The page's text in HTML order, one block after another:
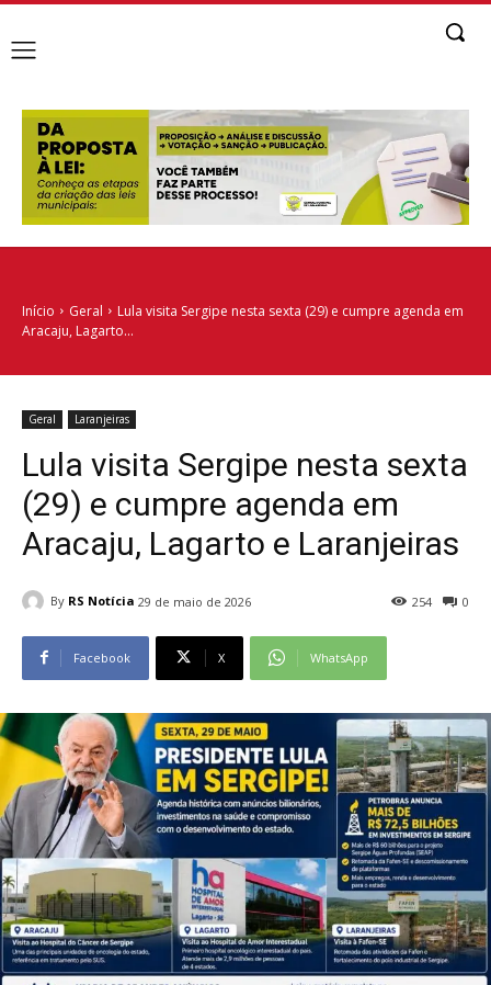
Início Geral
Lula visita Sergipe nesta sexta (29) e cumpre agenda em
Aracaju, Lagarto...
Geral Laranjeiras
Lula visita Sergipe nesta sexta
(29) e cumpre agenda em
Aracaju, Lagarto e Laranjeiras
By RS Notícia 29 de maio de 2026 0
254
Facebook X WhatsApp